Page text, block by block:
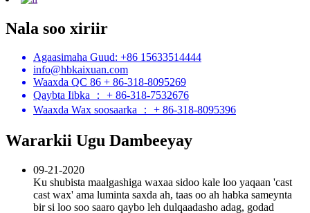
Nala soo xiriir
Agaasimaha Guud: +86 15633514444
info@hbkaixuan.com
Waaxda QC 86 + 86-318-8095269
Qaybta Iibka ： + 86-318-7532676
Waaxda Wax soosaarka ： + 86-318-8095396
Wararkii Ugu Dambeeyay
09-21-2020
Ku shubista maalgashiga waxaa sidoo kale loo yaqaan 'cast
cast wax' ama luminta saxda ah, taas oo ah habka sameynta
bir si loo soo saaro qaybo leh dulqaadasho adag, godad